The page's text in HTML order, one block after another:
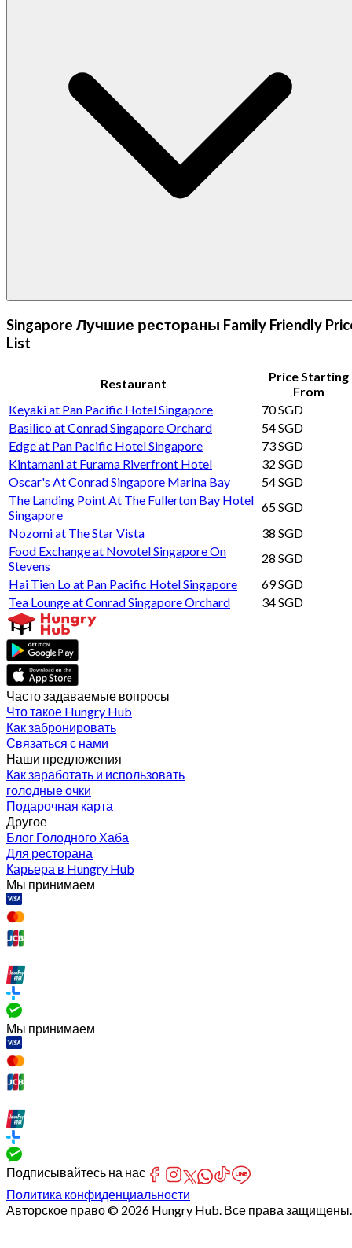
Singapore Лучшие рестораны Family Friendly
List
Restaurant
Price Starting
From
Keyaki at Pan Pacific Hotel Singapore
70 SGD
Basilico at Conrad Singapore Orchard
54 SGD
Edge at Pan Pacific Hotel Singapore
73 SGD
Kintamani at Furama Riverfront Hotel
32 SGD
Oscar's At Conrad Singapore Marina Bay
54 SGD
The Landing Point At The Fullerton Bay Hotel
Singapore
65 SGD
Nozomi at The Star Vista
38 SGD
Food Exchange at Novotel Singapore On
Stevens
28 SGD
Hai Tien Lo at Pan Pacific Hotel Singapore
69 SGD
Tea Lounge at Conrad Singapore Orchard
34 SGD
Часто задаваемые вопросы
Что такое Hungry Hub
Как забронировать
Связаться с нами
Наши предложения
Как заработать и использовать
голодные очки
Подарочная карта
Другое
Блог Голодного Хаба
Для ресторана
Карьера в Hungry Hub
Мы принимаем
Мы принимаем
Подписывайтесь на нас
Политика конфиденциальности
Авторское право © 2026 Hungry Hub. Все права защищены.